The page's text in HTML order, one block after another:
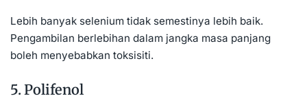
Lebih banyak selenium tidak semestinya lebih baik.
Pengambilan berlebihan dalam jangka masa panjang
boleh menyebabkan toksisiti.
5. Polifenol